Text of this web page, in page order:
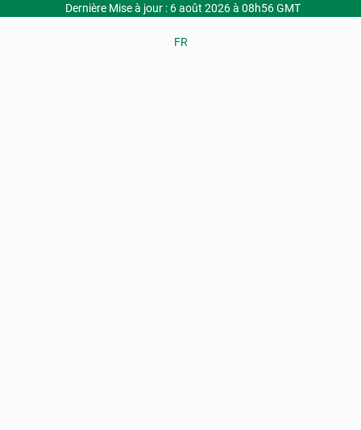
Dernière Mise à jour : 6 août 2026 à 08h56 GMT
FR